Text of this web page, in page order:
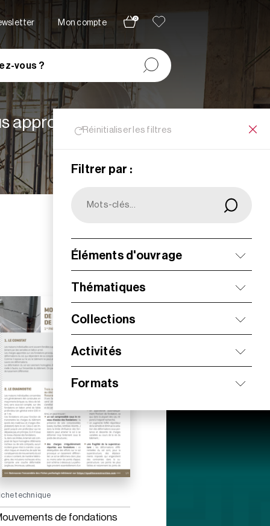
Mon compte
0
vous ?
Réinitialiser les filtres
Filtrer par :
Éléments d'ouvrage
Thématiques
Collections
Activités
Formats
appropriées à vos
technique
de fondations